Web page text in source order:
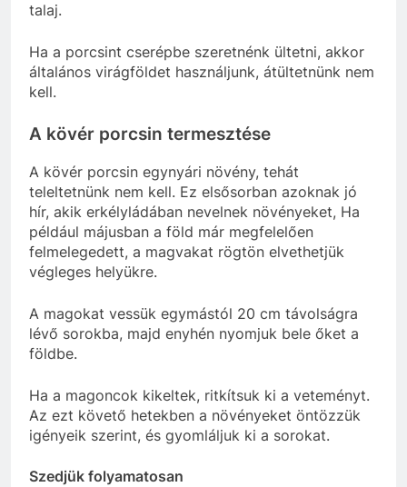
talaj.
Ha a porcsint cserépbe szeretnénk ültetni, akkor
általános virágföldet használjunk, átültetnünk nem
kell.
A kövér porcsin termesztése
A kövér porcsin egynyári növény, tehát
teleltetnünk nem kell. Ez elsősorban azoknak jó
hír, akik erkélyládában nevelnek növényeket, Ha
például májusban a föld már megfelelően
felmelegedett, a magvakat rögtön elvethetjük
végleges helyükre.
A magokat vessük egymástól 20 cm távolságra
lévő sorokba, majd enyhén nyomjuk bele őket a
földbe.
Ha a magoncok kikeltek, ritkítsuk ki a veteményt.
Az ezt követő hetekben a növényeket öntözzük
igényeik szerint, és gyomláljuk ki a sorokat.
Szedjük folyamatosan